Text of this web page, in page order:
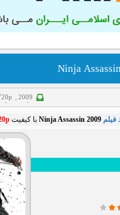
2009
فیلم
هیجانی
فیلم Ninja Assassin 2009با کیفیت